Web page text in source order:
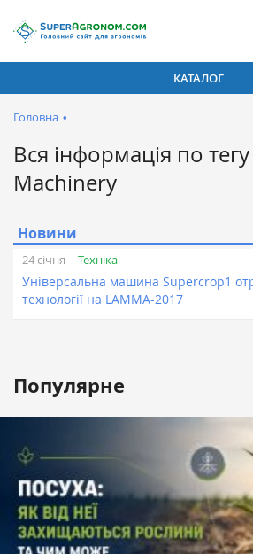
КАТАЛОГ
Головна •
Вся інформація по
Machinery
Новини
24 січня Техніка
Універсальна машина Supercrop1
технології на LAMMA-2017
Популярне